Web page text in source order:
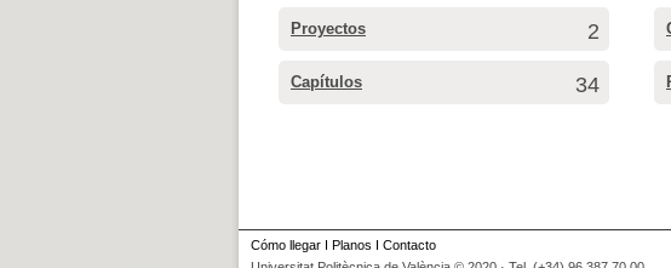
Proyectos 2
Capítulos 34
Cómo llegar I Planos I Contacto